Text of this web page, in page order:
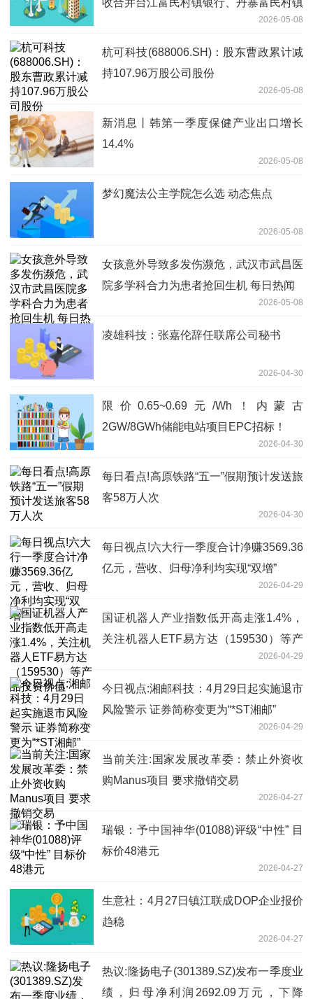
2026-05-08
杭可科技(688006.SH)：股东曹政累计减
持107.96万股公司股份
2026-05-08
新消息丨韩第一季度保健产业出口增长
14.4%
2026-05-08
梦幻魔法公主学院怎么选 动态焦点
2026-05-08
女孩意外导致多发伤濒危，武汉市武昌医
院多学科合力为患者抢回生机 每日热闻
2026-05-08
凌雄科技：张嘉伦辞任联席公司秘书
2026-04-30
限价0.65~0.69元/Wh！内蒙古
2GW/8GWh储能电站项目EPC招标！
2026-04-30
每日看点!高原铁路“五一”假期预计发送旅
客58万人次
2026-04-30
每日视点!六大行一季度合计净赚3569.36
亿元，营收、归母净利均实现“双增”
2026-04-29
国证机器人产业指数低开高走涨1.4%，
关注机器人ETF易方达（159530）等产
2026-04-29
今日视点:湘邮科技：4月29日起实施退市
风险警示 证券简称变更为“*ST湘邮”
2026-04-29
当前关注:国家发展改革委：禁止外资收
购Manus项目 要求撤销交易
2026-04-27
瑞银：予中国神华(01088)评级“中性” 目
标价48港元
2026-04-27
生意社：4月27日镇江联成DOP企业报价
趋稳
2026-04-27
热议:隆扬电子(301389.SZ)发布一季度业
绩，归母净利润2692.09万元，下降